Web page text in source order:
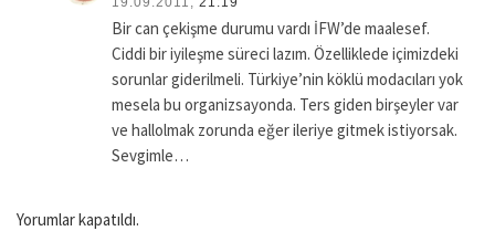
Bir can çekişme durumu vardı İFW’de maalesef.
Ciddi bir iyileşme süreci lazım. Özelliklede içimizdeki
sorunlar giderilmeli. Türkiye’nin köklü modacıları yok
mesela bu organizsayonda. Ters giden birşeyler var
ve hallolmak zorunda eğer ileriye gitmek istiyorsak.
Sevgimle…
Yorumlar kapatıldı.